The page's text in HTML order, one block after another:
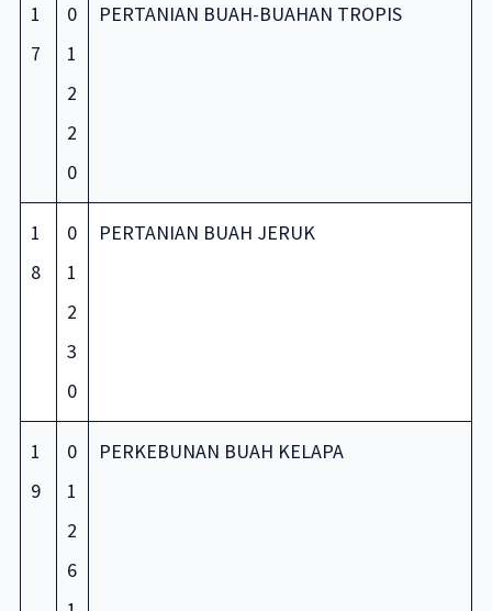
1
7
0
1
2
2
0
PERTANIAN BUAH-BUAHAN TROPIS
1
8
0
1
2
3
0
PERTANIAN BUAH JERUK
1
9
0
1
2
6
PERKEBUNAN BUAH KELAPA